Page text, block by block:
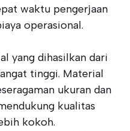
waktu pengerjaan
operasional.
yang dihasilkan dari
tinggi. Material
ukuran dan
kualitas
kokoh.